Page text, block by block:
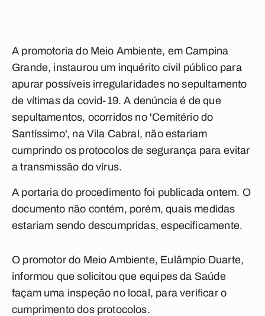
A promotoria do Meio Ambiente, em Campina
Grande, instaurou um inquérito civil público para
apurar possíveis irregularidades no sepultamento
de vítimas da covid-19. A denúncia é de que
sepultamentos, ocorridos no 'Cemitério do
Santíssimo', na Vila Cabral, não estariam
cumprindo os protocolos de segurança para evitar
a transmissão do vírus.
A portaria do procedimento foi publicada ontem. O
documento não contém, porém, quais medidas
estariam sendo descumpridas, especificamente.
O promotor do Meio Ambiente, Eulâmpio Duarte,
informou que solicitou que equipes da Saúde
façam uma inspeção no local, para verificar o
cumprimento dos protocolos.